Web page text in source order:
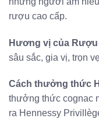
rượu cao cấp.
Hương vị của Rượu
sâu sắc, gia vị, trọn
Cách thưởng thức
thưởng thức cognac
ra Hennessy